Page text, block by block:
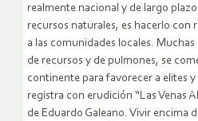
realmente nacional y de largo
recursos naturales, es hacerlo con
a las comunidades locales.
de recursos y de pulmones, se
continente para favorecer a elites
registra con erudición “Las Venas
de Eduardo Galeano. Vivir encima